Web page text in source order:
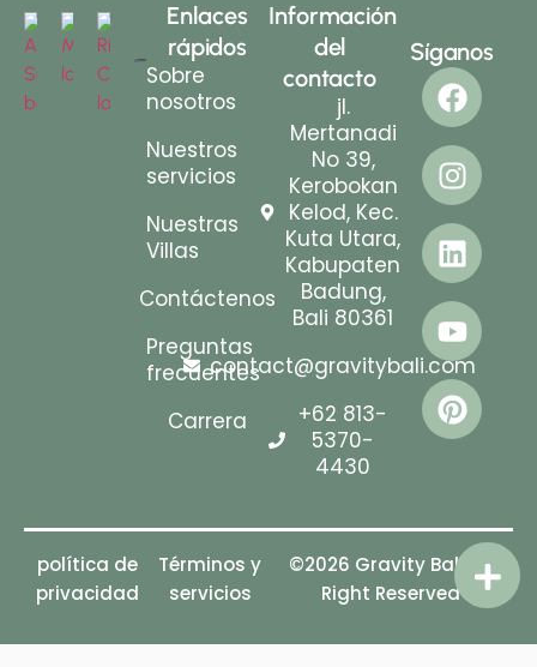
Enlaces
rápidos
Sobre
nosotros
Nuestros
servicios
Nuestras
Villas
Contáctenos
Preguntas
frecuentes
Carrera
Información
del
contacto
jl.
Mertanadi
No 39,
Kerobokan
Kelod, Kec.
Kuta Utara,
Kabupaten
Badung,
Bali 80361
contact@gravitybali.com
+62 813-
5370-
4430
Síganos
©2026 Gravity Bali. All
Right Reserved
política de
privacidad
Términos y
servicios